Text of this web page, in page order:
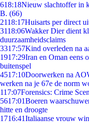
618:18Nieuw slachtoffer in
B. (66)
2118:17Huisarts per direct
3118:06Wakker Dier dient
duurzaamheidsclaims
3317:57Kind overleden na
1917:29Iran en Oman eens
buitenspel
4517:10Doorwerken na
werken na je 67e de norm
117:07Forensics: Crime
5617:01Boeren
hitte en droogte
1716:41Italiaanse vrouw